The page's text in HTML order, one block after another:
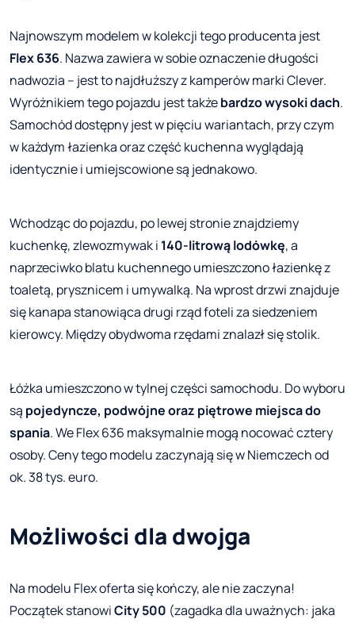
Najnowszym modelem w kolekcji tego producenta jest
Flex 636. Nazwa zawiera w sobie oznaczenie długości
nadwozia – jest to najdłuższy z kamperów marki Clever.
Wyróżnikiem tego pojazdu jest takżebardzo wysoki dach.
Samochód dostępny jest w pięciu wariantach, przy czym
w każdym łazienka oraz część kuchenna wyglądają
identycznie i umiejscowione są jednakowo.
Wchodząc do pojazdu, po lewej stronie znajdziemy
kuchenkę, zlewozmywak i 140-litrową lodówkę, a
naprzeciwko blatu kuchennego umieszczono łazienkę z
toaletą, prysznicem i umywalką. Na wprost drzwi znajduje
się kanapa stanowiąca drugi rząd foteli za siedzeniem
kierowcy. Między obydwoma rzędami znalazł się stolik.
Łóżka umieszczono w tylnej części samochodu. Do wyboru
są pojedyncze, podwójne oraz piętrowe miejsca do
spania. We Flex 636 maksymalnie mogą nocować cztery
osoby. Ceny tego modelu zaczynają się w Niemczech od
ok. 38 tys. euro.
Możliwości dla dwojga
Na modelu Flex oferta się kończy, ale nie zaczyna!
Początek stanowiCity 500 (zagadka dla uważnych: jaka